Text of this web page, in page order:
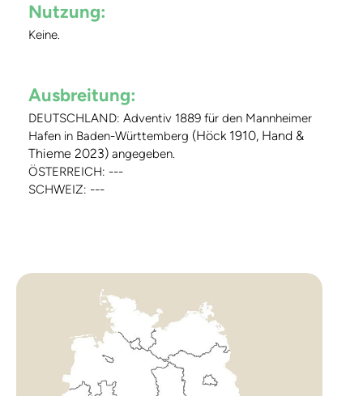
Nutzung:
Keine.
Ausbreitung:
DEUTSCHLAND: Adventiv 1889 für den Mannheimer
Hafen in Baden-Württemberg (Höck 1910, Hand &
Thieme 2023) angegeben.
ÖSTERREICH: ---
SCHWEIZ: ---